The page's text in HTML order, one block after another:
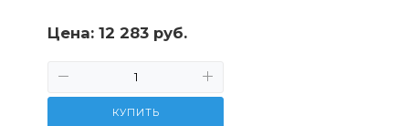
Цена: 12 283 руб.
КУПИТЬ